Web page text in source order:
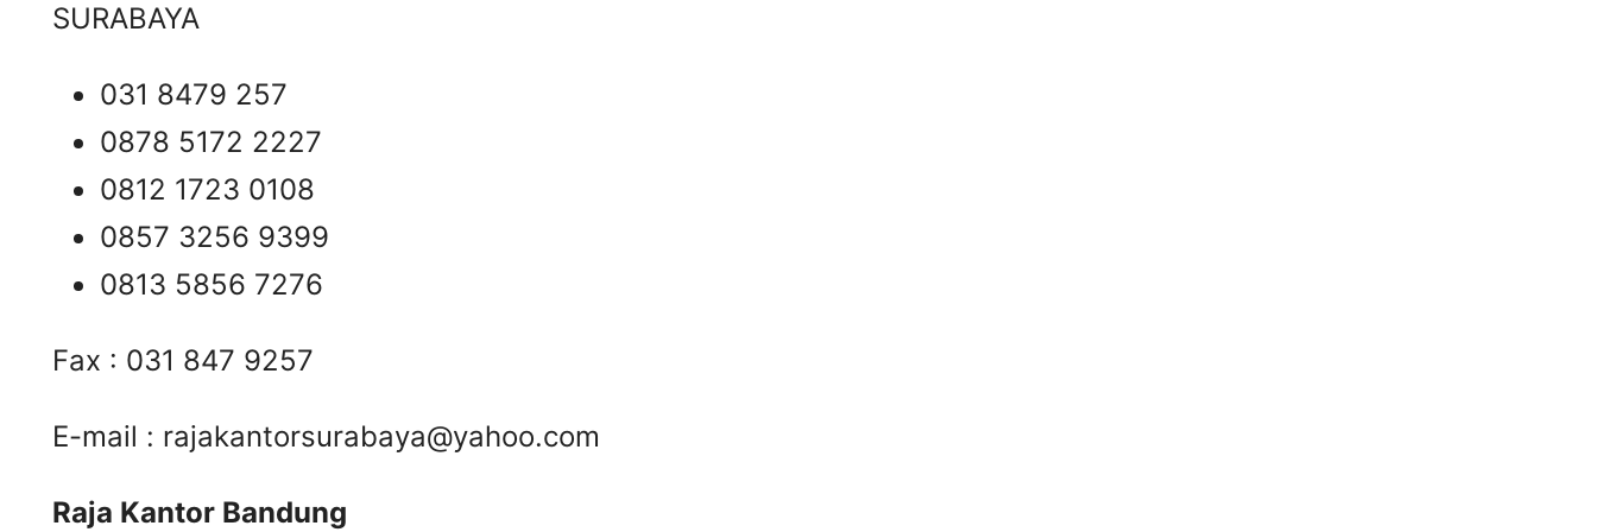
SURABAYA
031 8479 257
0878 5172 2227
0812 1723 0108
0857 3256 9399
0813 5856 7276
Fax : 031 847 9257
E-mail : rajakantorsurabaya@yahoo.com
Raja Kantor Bandung